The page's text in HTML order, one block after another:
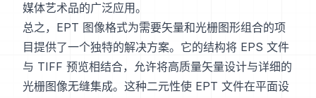
媒体艺术品的广泛应用。
总之，EPT 图像格式为需要矢量和光栅图形组合的项
目提供了一个独特的解决方案。它的结构将 EPS 文件
与 TIFF 预览相结合，允许将高质量矢量设计与详细的
光栅图像无缝集成。这种二元性使 EPT 文件在平面设